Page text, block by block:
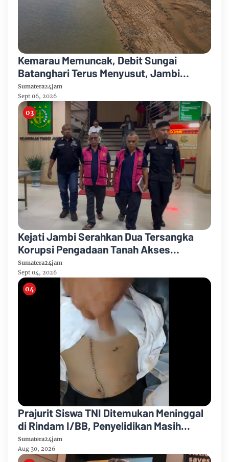
Kemarau Memuncak, Debit Sungai
Batanghari Terus Menyusut, Jambi
Hadapi Ancaman Krisis Air Bersih dan
Karhutla
Sumatera24jam
Sept 06, 2026
Kejati Jambi Serahkan Dua Tersangka
Korupsi Pengadaan Tanah Akses
Pelabuhan Ujung Jabung Ke Penuntut
Umum
Sumatera24jam
Sept 04, 2026
Prajurit Siswa TNI Ditemukan Meninggal
di Rindam I/BB, Penyelidikan Masih
Berlangsung
Sumatera24jam
Aug 30, 2026